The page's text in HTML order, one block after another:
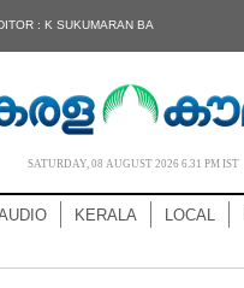
: K SUKUMARAN BA
SATURDAY, 08 AUGUST 2026 6.31 PM IST
KERALA LOCAL